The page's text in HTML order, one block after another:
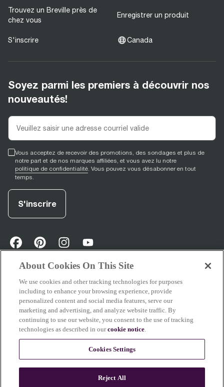
Trouvez un Breville près de
chez vous
Enregistrer un produit
S'inscrire Canada
Soyez parmi les premiers à découvrir nos
nouveautés!
Vous acceptez de recevoir des promotions, des sondages et plus de
notre part et de nos marques affiliées, et vous avez lu notre
politique de confidentialité. Vous pouvez vous désabonner en tout
temps.
S'inscrire
facebook
opens in new tab
pinterest
opens in new tab
instagram
opens in new tab
youtube
opens in new tab
Soutien
À propos de Breville
Certains contenus de ce site ont été créés ou améliorés à l’aide de l’IA. Les
images de nos produits, de nos plats et de notre café reflètent des
About Cookies On This Site
We use cookies and other tracking technologies for purposes
including to enhance your browsing experience, provide
personalized content and social media features, serve our
marketing and advertising, and analyze website traffic. By
continuing to use our website, you consent to the use of tracking
technologies as described in ourcookie notice.
Cookies Settings
Reject All